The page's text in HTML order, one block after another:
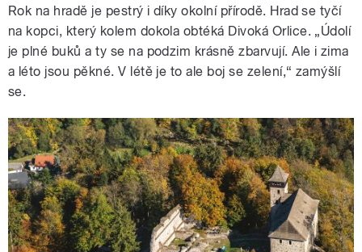
Rok na hradě je pestrý i díky okolní přírodě. Hrad se tyčí
na kopci, který kolem dokola obtéká Divoká Orlice. „Údolí
je plné buků a ty se na podzim krásně zbarvují. Ale i zima
a léto jsou pěkné. V létě je to ale boj se zelení,“ zamýšlí
se.